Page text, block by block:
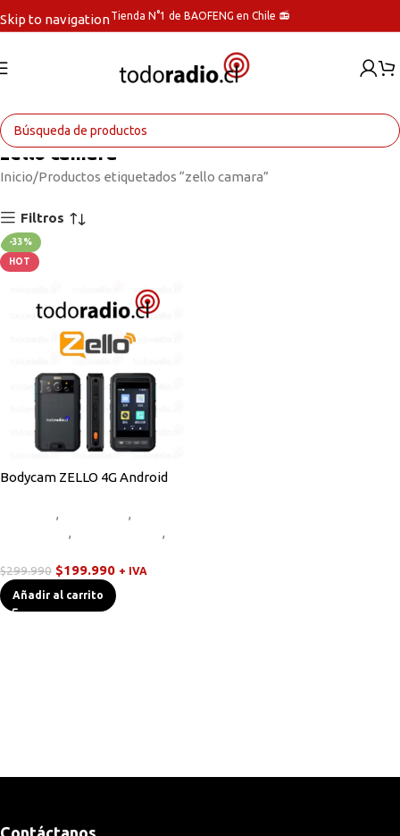
Skip to navigationTienda N°1 de BAOFENG en Chile 📻
zello camara
Inicio Productos etiquetados “zello camara”
Filtros
-33%
HOT
Bodycam ZELLO 4G Android
,
,
,
,
$299.990 $199.990 + IVA
Añadir al carrito
Contáctanos